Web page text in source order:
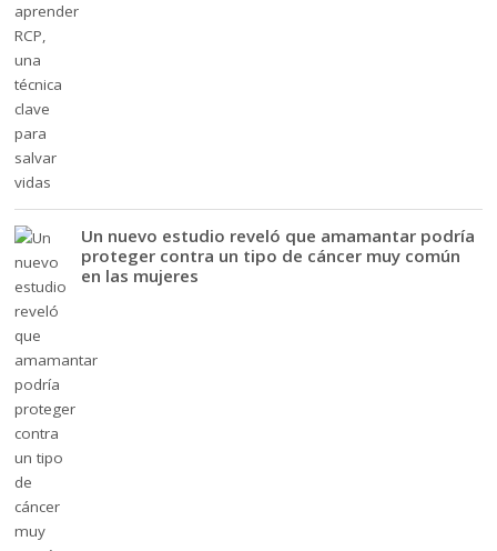
Un nuevo estudio reveló que amamantar podría
proteger contra un tipo de cáncer muy común
en las mujeres